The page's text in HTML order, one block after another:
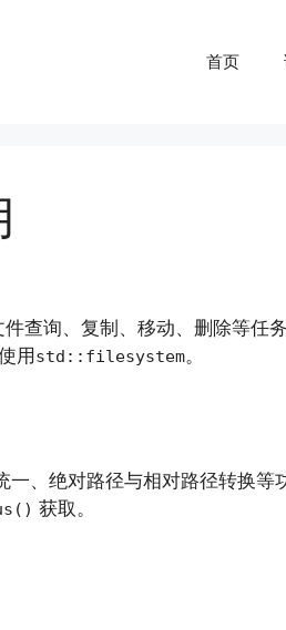
首页
查询、复制、移动、删除等任
用 std::filesystem。
、绝对路径与相对路径转换等
获取。